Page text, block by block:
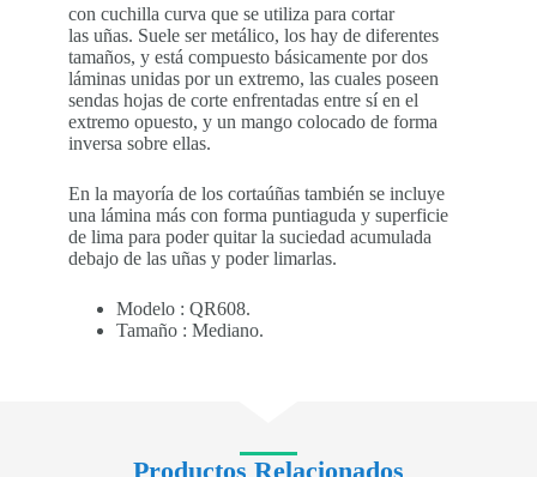
con cuchilla curva que se utiliza para cortar
las uñas. Suele ser metálico, los hay de diferentes
tamaños, y está compuesto básicamente por dos
láminas unidas por un extremo, las cuales poseen
sendas hojas de corte enfrentadas entre sí en el
extremo opuesto, y un mango colocado de forma
inversa sobre ellas.
En la mayoría de los cortaúñas también se incluye
una lámina más con forma puntiaguda y superficie
de lima para poder quitar la suciedad acumulada
debajo de las uñas y poder limarlas.
Modelo : QR608.
Tamaño : Mediano.
Productos Relacionados